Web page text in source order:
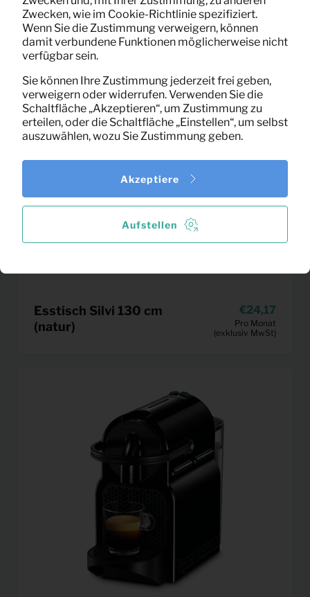
(exklusiv MwSt)
Esstisch Silvi 130 cm
(natur)
24,17
Pro Monat
(exklusiv MwSt)
Zwecken, wie im Cookie-Richtlinie spezifiziert.
Wenn Sie die Zustimmung verweigern, können
damit verbundene Funktionen möglicherweise nicht
verfügbar sein.
Sie können Ihre Zustimmung jederzeit frei geben,
verweigern oder widerrufen. Verwenden Sie die
Schaltfläche „Akzeptieren“, um Zustimmung zu
erteilen, oder die Schaltfläche „Einstellen“, um selbst
auszuwählen, wozu Sie Zustimmung geben.
Aufstellen
Akzeptiere